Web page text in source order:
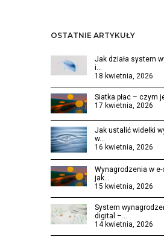
OSTATNIE ARTYKUŁY
Jak działa system
i…
18 kwietnia, 2026
Siatka płac – czym
17 kwietnia, 2026
Jak ustalić widełki
w…
16 kwietnia, 2026
Wynagrodzenia w
jak…
15 kwietnia, 2026
System
digital –…
14 kwietnia, 2026